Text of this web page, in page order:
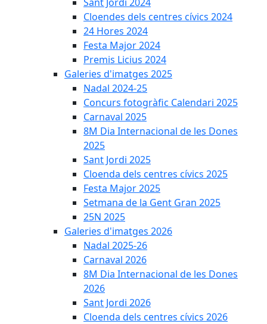
Cloendes dels centres cívics 2024
24 Hores 2024
Festa Major 2024
Premis Licius 2024
Galeries d'imatges 2025
Nadal 2024-25
Concurs fotogràfic Calendari 2025
Carnaval 2025
8M Dia Internacional de les Dones
2025
Sant Jordi 2025
Cloenda dels centres cívics 2025
Festa Major 2025
Setmana de la Gent Gran 2025
25N 2025
Galeries d'imatges 2026
Nadal 2025-26
Carnaval 2026
8M Dia Internacional de les Dones
2026
Sant Jordi 2026
Cloenda dels centres cívics 2026